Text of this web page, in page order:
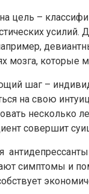
цель –
усилий.
мозга, которые
шаг –
на свою
несколько
совершит
симптомы и